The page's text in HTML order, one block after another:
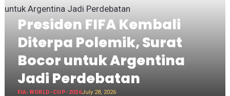
Presiden FIFA Kembali
Diterpa Polemik, Surat
Bocor untuk Argentina
Jadi Perdebatan
FIA-WORLD-CUP-2026July 28, 2026